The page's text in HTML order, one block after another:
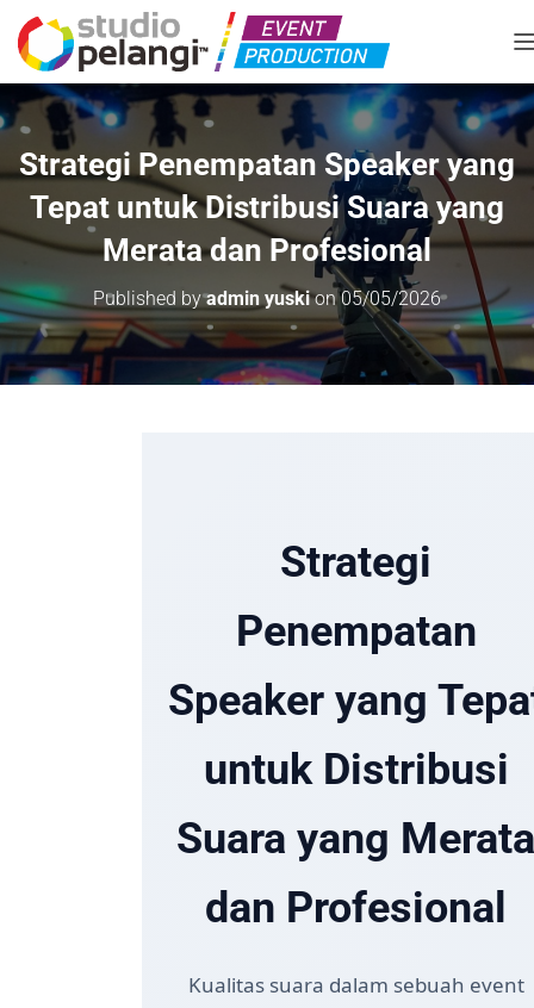
Strategi Penempatan Speaker yang
Tepat untuk Distribusi Suara yang
Merata dan Profesional
Published byadmin yuskion05/05/2026
Strategi
Penempatan
Speaker yang
untuk Distribusi
Suara yang
dan Profesional
Kualitas suara dalam sebuah event